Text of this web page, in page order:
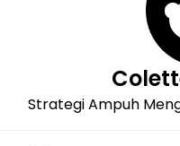
Strategi Ampuh